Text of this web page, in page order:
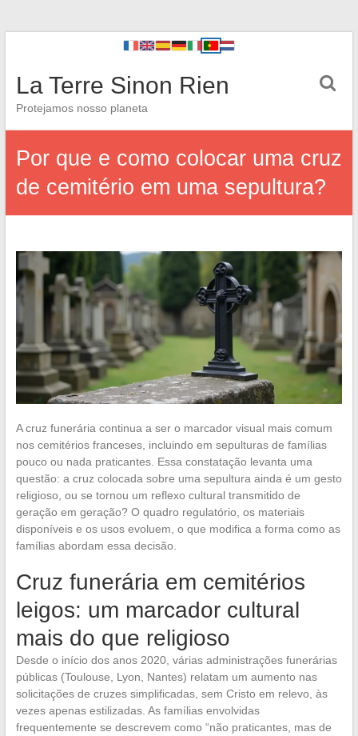
La Terre Sinon Rien
Protejamos nosso planeta
Por que e como colocar uma cruz
de cemitério em uma sepultura?
A cruz funerária continua a ser o marcador visual mais comum
nos cemitérios franceses, incluindo em sepulturas de famílias
pouco ou nada praticantes. Essa constatação levanta uma
questão: a cruz colocada sobre uma sepultura ainda é um gesto
religioso, ou se tornou um reflexo cultural transmitido de
geração em geração? O quadro regulatório, os materiais
disponíveis e os usos evoluem, o que modifica a forma como as
famílias abordam essa decisão.
Cruz funerária em cemitérios
leigos: um marcador cultural
mais do que religioso
Desde o início dos anos 2020, várias administrações funerárias
públicas (Toulouse, Lyon, Nantes) relatam um aumento nas
solicitações de cruzes simplificadas, sem Cristo em relevo, às
vezes apenas estilizadas. As famílias envolvidas
frequentemente se descrevem como “não praticantes, mas de